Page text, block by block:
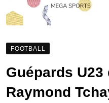
FOOTBALL
Guépards U23
Raymond